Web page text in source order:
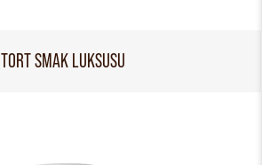
TORT SMAK LUKSUSU